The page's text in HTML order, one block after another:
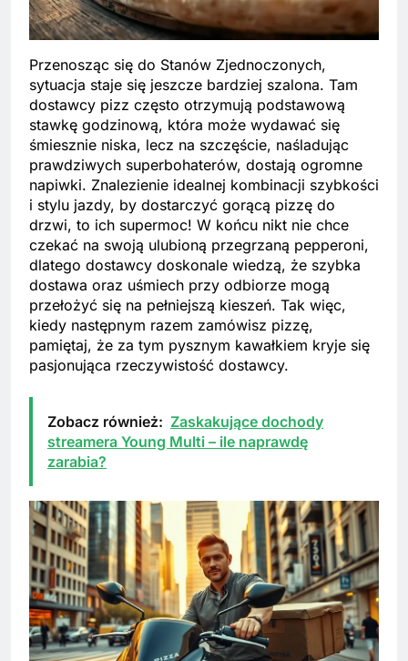
Przenosząc się do Stanów Zjednoczonych,
sytuacja staje się jeszcze bardziej szalona. Tam
dostawcy pizz często otrzymują podstawową
stawkę godzinową, która może wydawać się
śmiesznie niska, lecz na szczęście, naśladując
prawdziwych superbohaterów, dostają ogromne
napiwki. Znalezienie idealnej kombinacji szybkości
i stylu jazdy, by dostarczyć gorącą pizzę do
drzwi, to ich supermoc! W końcu nikt nie chce
czekać na swoją ulubioną przegrzaną pepperoni,
dlatego dostawcy doskonale wiedzą, że szybka
dostawa oraz uśmiech przy odbiorze mogą
przełożyć się na pełniejszą kieszeń. Tak więc,
kiedy następnym razem zamówisz pizzę,
pamiętaj, że za tym pysznym kawałkiem kryje się
pasjonująca rzeczywistość dostawcy.
Zobacz również: Zaskakujące dochody
streamera Young Multi – ile naprawdę
zarabia?